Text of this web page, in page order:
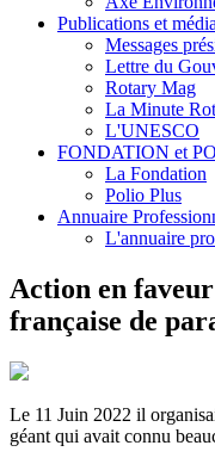
Publications et
Messages
Lettre du
Rotary Mag
La Minute
L'UNESCO
FONDATION et
La Fondation
Polio Plus
Annuaire
L'annuaire
Action en
française de
Le 11 Juin 2022 il
géant qui avait connu